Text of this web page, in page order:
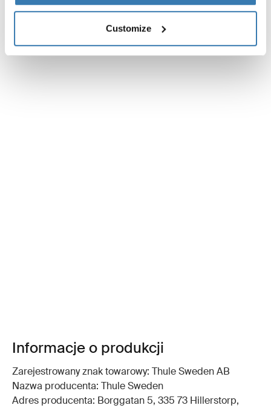
Customize
Informacje o produkcji
Zarejestrowany znak towarowy: Thule Sweden AB
Nazwa producenta: Thule Sweden
Adres producenta: Borggatan 5, 335 73 Hillerstorp,